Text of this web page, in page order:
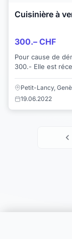
Cuisinière à
300.– CHF
Pour cause de
300.- Elle est récente et en excellent état. Un frigo est à
Petit-Lancy,
19.06.2022